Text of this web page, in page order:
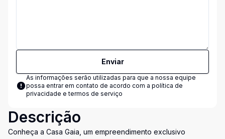
Enviar
As informações serão utilizadas para que a nossa equipe
possa entrar em contato de acordo com a política de
privacidade e termos de serviço
Descrição
Conheça a Casa Gaia, um empreendimento exclusivo